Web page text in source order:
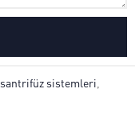
santrifüz sistemleri